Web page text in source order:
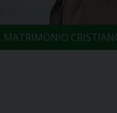
MATRIMONIO